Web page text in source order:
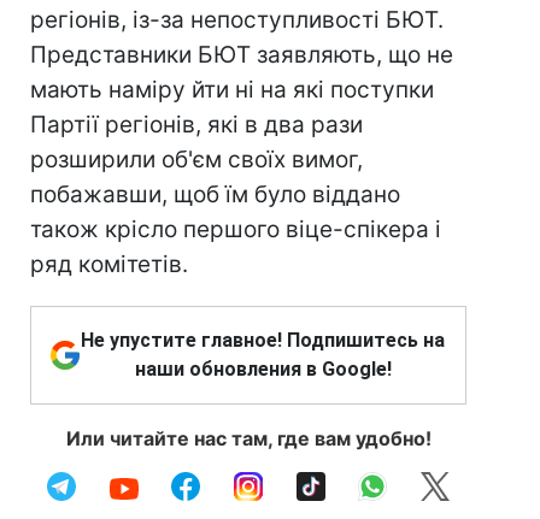
регіонів, із-за непоступливості БЮТ.
Представники БЮТ заявляють, що не
мають наміру йти ні на які поступки
Партії регіонів, які в два рази
розширили об'єм своїх вимог,
побажавши, щоб їм було віддано
також крісло першого віце-спікера і
ряд комітетів.
Не упустите главное! Подпишитесь на
наши обновления в Google!
Или читайте нас там, где вам удобно!